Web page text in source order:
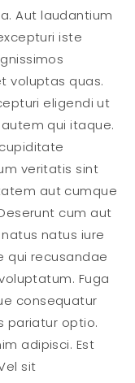
Aut laudantium
iste
voluptas quas.
eligendi ut
qui itaque.
veritatis sint
aut cumque
cum aut
natus iure
qui recusandae
Fuga
consequatur
pariatur optio.
adipisci. Est
sit